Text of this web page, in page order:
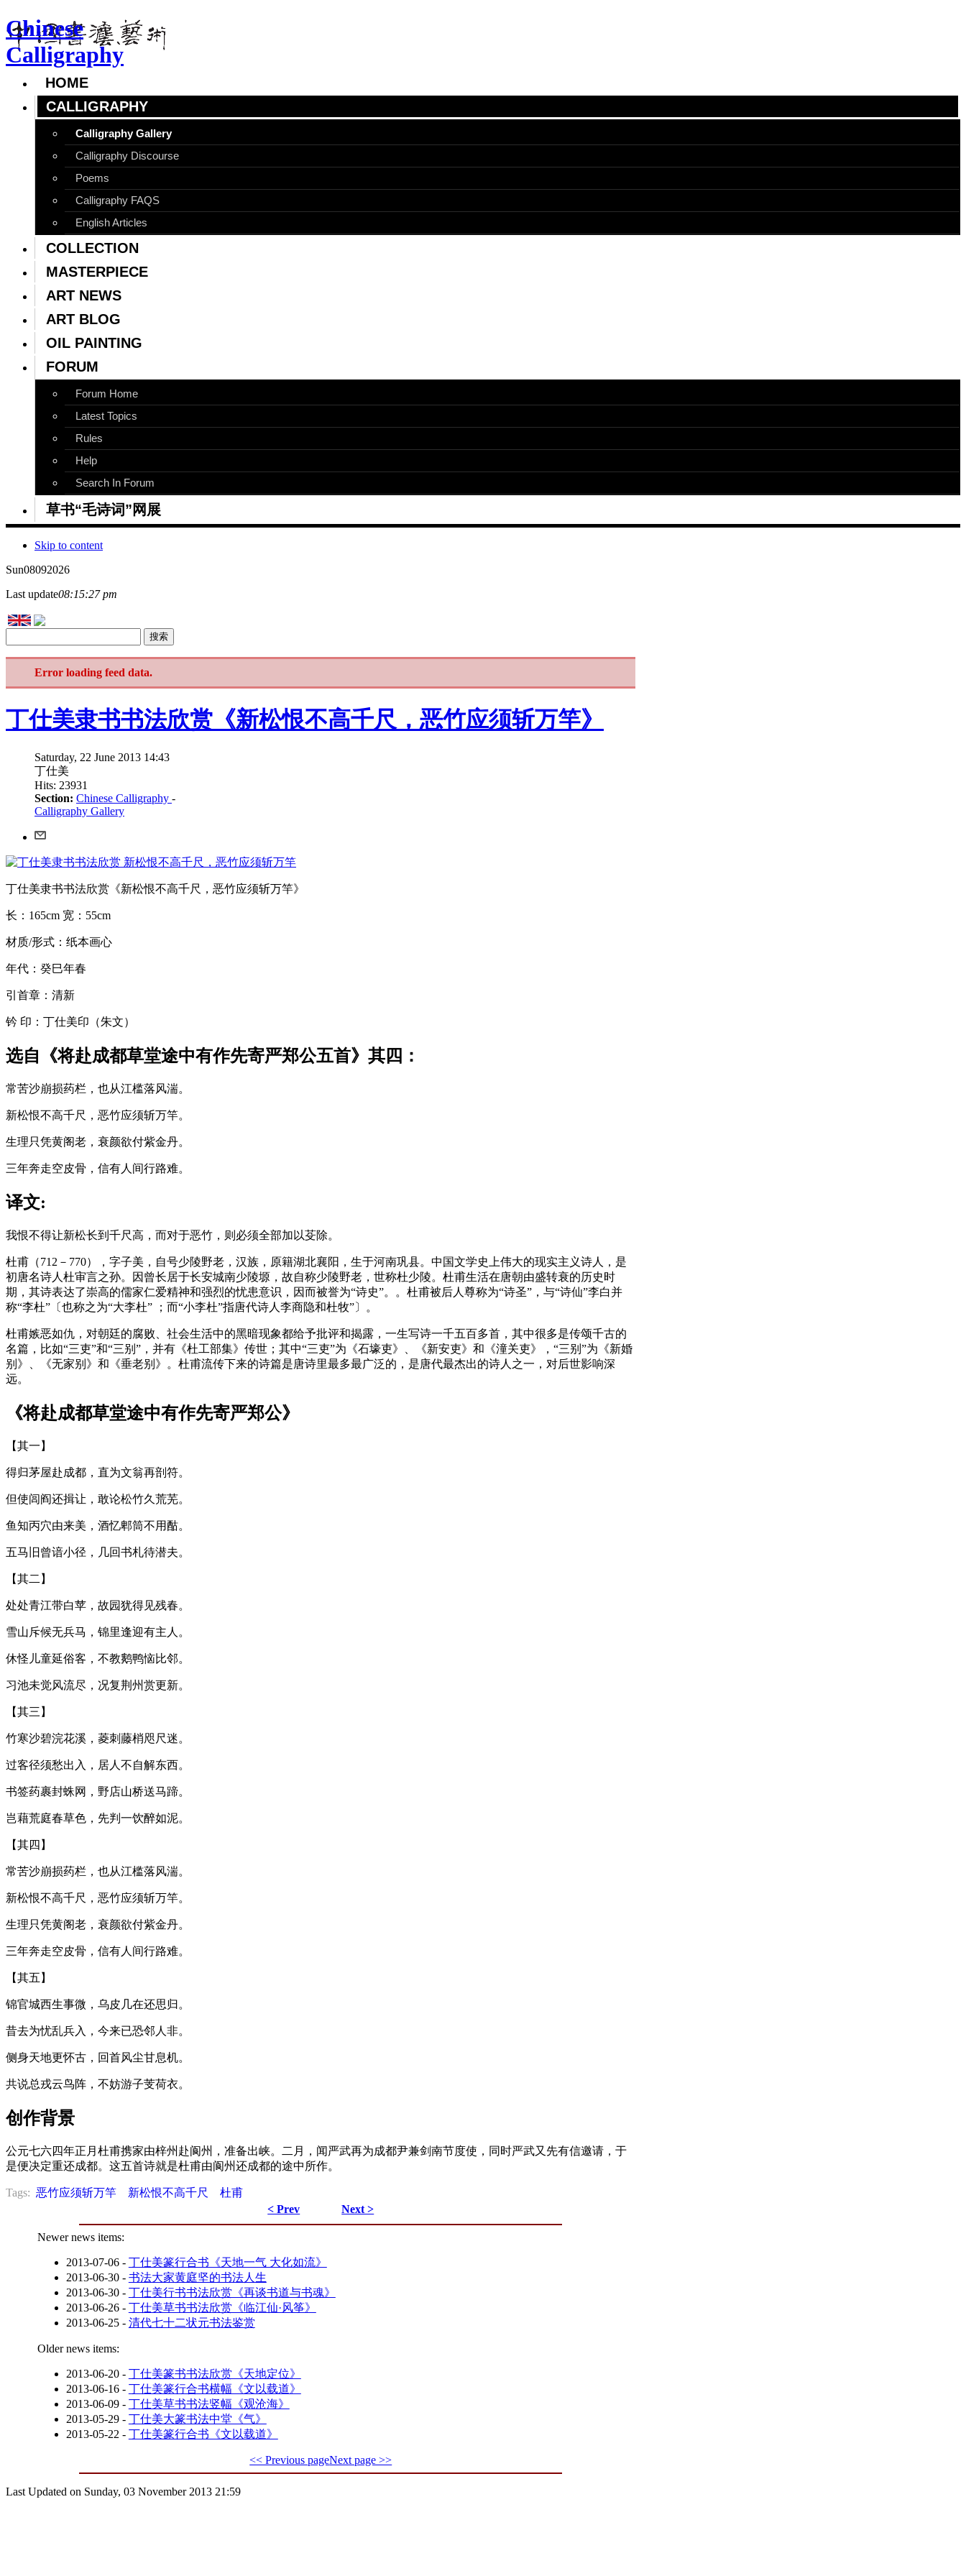
Chinese
Calligraphy
HOME
CALLIGRAPHY
Calligraphy Gallery
Calligraphy Discourse
Poems
Calligraphy FAQS
English Articles
COLLECTION
MASTERPIECE
ART NEWS
ART BLOG
OIL PAINTING
FORUM
Forum Home
Latest Topics
Rules
Help
Search In Forum
草书“毛诗词”网展
Skip to content
Sun08092026
Last update08:15:27 pm
Error loading feed data.
丁仕美隶书书法欣赏《新松恨不高千尺，恶竹应须斩万竿》
Saturday, 22 June 2013 14:43
丁仕美
Hits: 23931
Section: Chinese Calligraphy -
Calligraphy Gallery
丁仕美隶书书法欣赏《新松恨不高千尺，恶竹应须斩万竿》
长：165cm 宽：55cm
材质/形式：纸本画心
年代：癸巳年春
引首章：清新
钤 印：丁仕美印（朱文）
选自《将赴成都草堂途中有作先寄严郑公五首》其四：
常苦沙崩损药栏，也从江槛落风湍。
新松恨不高千尺，恶竹应须斩万竿。
生理只凭黄阁老，衰颜欲付紫金丹。
三年奔走空皮骨，信有人间行路难。
译文:
我恨不得让新松长到千尺高，而对于恶竹，则必须全部加以芟除。
杜甫（712－770），字子美，自号少陵野老，汉族，原籍湖北襄阳，生于河南巩县。中国文学史上伟大的现实主义诗人，是
初唐名诗人杜审言之孙。因曾长居于长安城南少陵塬，故自称少陵野老，世称杜少陵。杜甫生活在唐朝由盛转衰的历史时
期，其诗表达了崇高的儒家仁爱精神和强烈的忧患意识，因而被誉为“诗史”。。杜甫被后人尊称为“诗圣”，与“诗仙”李白并
称“李杜”〔也称之为“大李杜” ；而“小李杜”指唐代诗人李商隐和杜牧”〕。
杜甫嫉恶如仇，对朝廷的腐败、社会生活中的黑暗现象都给予批评和揭露，一生写诗一千五百多首，其中很多是传颂千古的
名篇，比如“三吏”和“三别”，并有《杜工部集》传世；其中“三吏”为《石壕吏》、《新安吏》和《潼关吏》，“三别”为《新婚
别》、《无家别》和《垂老别》。杜甫流传下来的诗篇是唐诗里最多最广泛的，是唐代最杰出的诗人之一，对后世影响深
远。
《将赴成都草堂途中有作先寄严郑公》
【其一】
得归茅屋赴成都，直为文翁再剖符。
但使闾阎还揖让，敢论松竹久荒芜。
鱼知丙穴由来美，酒忆郫筒不用酤。
五马旧曾谙小径，几回书札待潜夫。
【其二】
处处青江带白苹，故园犹得见残春。
雪山斥候无兵马，锦里逢迎有主人。
休怪儿童延俗客，不教鹅鸭恼比邻。
习池未觉风流尽，况复荆州赏更新。
【其三】
竹寒沙碧浣花溪，菱刺藤梢咫尺迷。
过客径须愁出入，居人不自解东西。
书签药裹封蛛网，野店山桥送马蹄。
岂藉荒庭春草色，先判一饮醉如泥。
【其四】
常苦沙崩损药栏，也从江槛落风湍。
新松恨不高千尺，恶竹应须斩万竿。
生理只凭黄阁老，衰颜欲付紫金丹。
三年奔走空皮骨，信有人间行路难。
【其五】
锦官城西生事微，乌皮几在还思归。
昔去为忧乱兵入，今来已恐邻人非。
侧身天地更怀古，回首风尘甘息机。
共说总戎云鸟阵，不妨游子芰荷衣。
创作背景
公元七六四年正月杜甫携家由梓州赴阆州，准备出峡。二月，闻严武再为成都尹兼剑南节度使，同时严武又先有信邀请，于
是便决定重还成都。这五首诗就是杜甫由阆州还成都的途中所作。
Tags: 恶竹应须斩万竿 新松恨不高千尺
杜甫
< Prev
Next >
Newer news items:
2013-07-06- 丁仕美篆行合书《天地一气 大化如流》
2013-06-30- 书法大家黄庭坚的书法人生
2013-06-30- 丁仕美行书书法欣赏《再谈书道与书魂》
2013-06-26- 丁仕美草书书法欣赏《临江仙·风筝》
2013-06-25- 清代七十二状元书法鉴赏
Older news items:
2013-06-20- 丁仕美篆书书法欣赏《天地定位》
2013-06-16- 丁仕美篆行合书横幅《文以载道》
2013-06-09- 丁仕美草书书法竖幅《观沧海》
2013-05-29- 丁仕美大篆书法中堂《气》
2013-05-22 - 丁仕美篆行合书《文以载道》
<< Previous pageNext page >>
Last Updated on Sunday, 03 November 2013 21:59